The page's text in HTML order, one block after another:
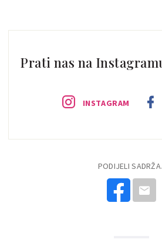
Prati nas na
INSTAGRAM
PODIJELI